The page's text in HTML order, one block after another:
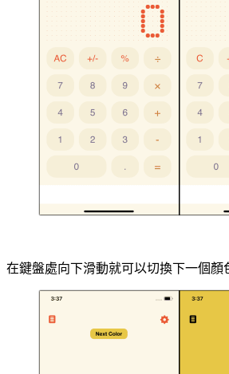
在鍵盤處向下滑動就可以切換下一個顏